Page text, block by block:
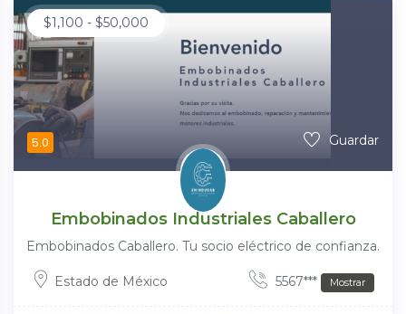
$1,100 - $50,000
5.0 Guardar
Embobinados Industriales Caballero
Embobinados Caballero. Tu socio eléctrico de confianza.
Estado de México 5567*** Mostrar